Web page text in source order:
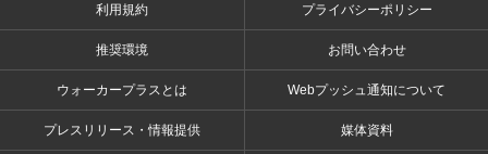
利用規約 プライバシーポリシー
推奨環境 お問い合わせ
ウォーカープラスとは Webプッシュ通知について
プレスリリース・情報提供 媒体資料